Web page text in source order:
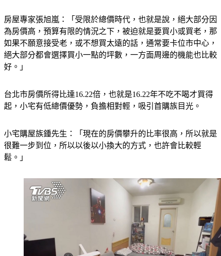
房屋專家張旭嵐：「受限於總價時代，也就是說，絕大部分因
為房價高，預算有限的情況之下，被迫就是要買小或買老，那
如果不願意接受老，或不想買太遠的話，通常要卡位市中心，
絕大部分都會選擇買小一點的坪數，一方面周邊的機能也比較
好。」
台北市房價所得比達16.22倍，也就是16.22年不吃不喝才買得
起，小宅有低總價優勢，負擔相對輕，吸引首購族目光。
小宅購屋族鍾先生：「現在的房價攀升的比率很高，所以就是
很難一步到位，所以以後以小換大的方式，也許會比較輕
鬆。」